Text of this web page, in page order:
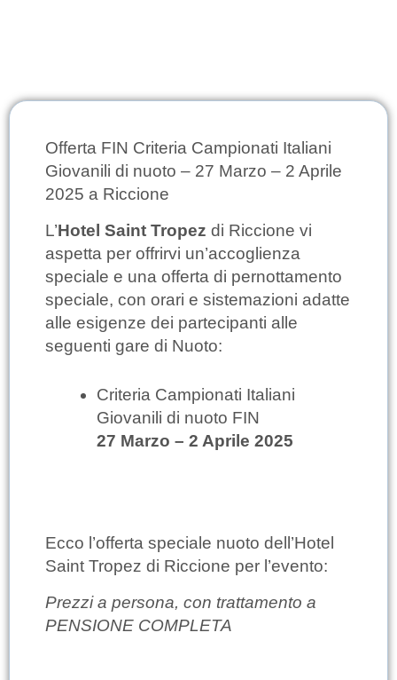
Offerta FIN Criteria Campionati Italiani
Giovanili di nuoto – 27 Marzo – 2 Aprile
2025 a Riccione
L’Hotel Saint Tropez di Riccione vi
aspetta per offrirvi un’accoglienza
speciale e una offerta di pernottamento
speciale, con orari e sistemazioni adatte
alle esigenze dei partecipanti alle
seguenti gare di Nuoto:
Criteria Campionati Italiani
Giovanili di nuoto FIN
27 Marzo – 2 Aprile 2025
Ecco l’offerta speciale nuoto dell’Hotel
Saint Tropez di Riccione per l’evento:
Prezzi a persona, con trattamento a
PENSIONE COMPLETA